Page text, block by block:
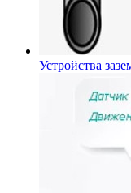
Устройства